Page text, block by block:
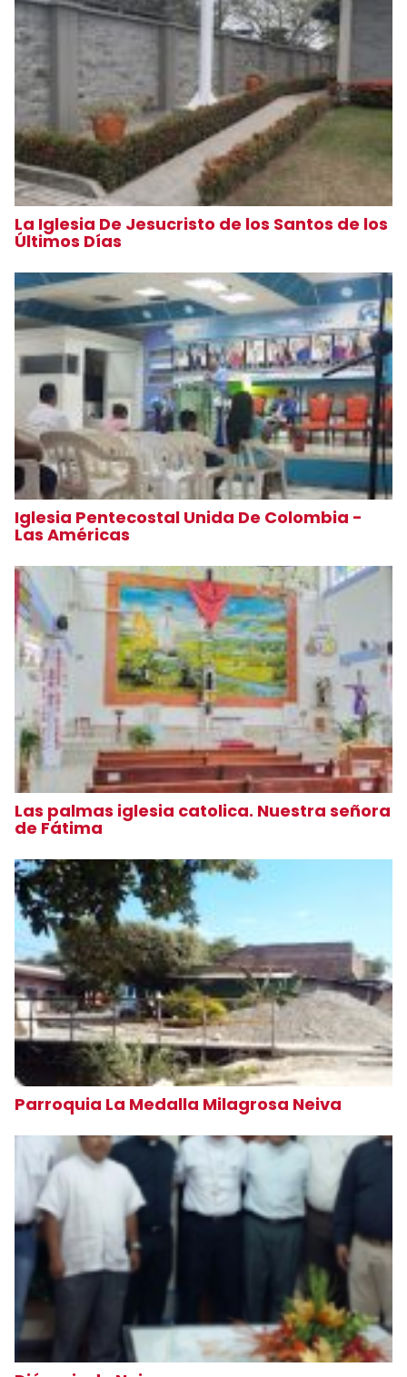
La Iglesia De Jesucristo de los Santos de los
Últimos Días
Iglesia Pentecostal Unida De Colombia -
Las Américas
Las palmas iglesia catolica. Nuestra señora
de Fátima
Parroquia La Medalla Milagrosa Neiva